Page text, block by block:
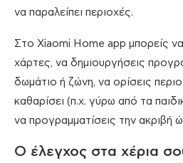
να παραλείπει περιοχές.
Στο Xiaomi Home app μπορείς
χάρτες, να δημιουργήσεις
δωμάτιο ή ζώνη, να ορίσεις
καθαρίσει (π.χ. γύρω από τα
να προγραμματίσεις την ακριβή
Ο έλεγχος στα χέρια